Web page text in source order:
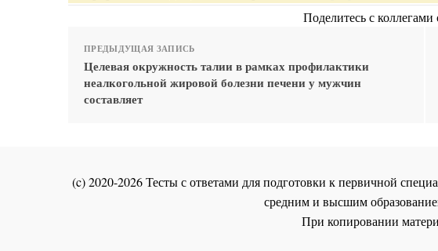
Поделитесь с
ПРЕДЫДУЩАЯ ЗАПИСЬ
Целевая окружность талии в рамках профилактики
неалкогольной жировой болезни печени у мужчин
составляет
(c) 2020-2026 Тесты с ответами для подготовки к первичной
средним и высшим
При копировании